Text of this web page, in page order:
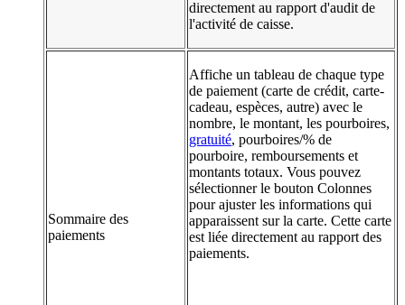
directement au rapport d'audit de
l'activité de caisse.
Sommaire des
paiements
Affiche un tableau de chaque type
de paiement (carte de crédit, carte-
cadeau, espèces, autre) avec le
nombre, le montant, les pourboires,
gratuité, pourboires/% de
pourboire, remboursements et
montants totaux. Vous pouvez
sélectionner le bouton Colonnes
pour ajuster les informations qui
apparaissent sur la carte. Cette carte
est liée directement au rapport des
paiements.